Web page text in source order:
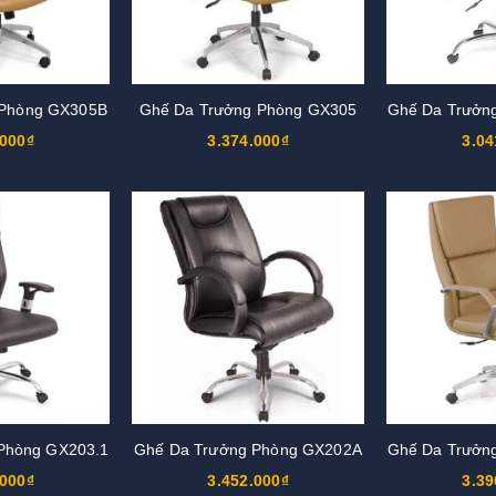
GX305B
Ghế Da Trưởng Phòng GX305
3.374.000₫
Ghế Da
GX203.1
Ghế Da Trưởng Phòng GX202A
3.452.000₫
Ghế Da